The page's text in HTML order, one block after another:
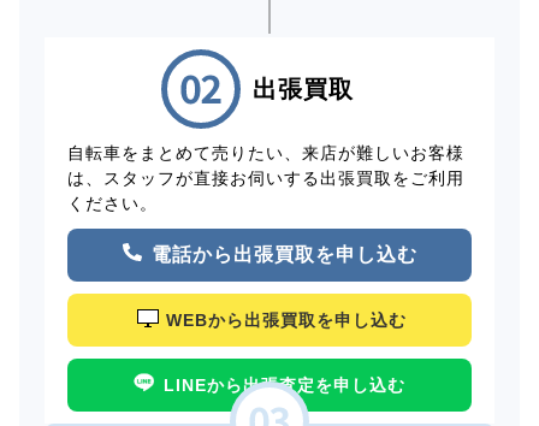
出張買取
自転車をまとめて売りたい、来店が難しいお客様
は、スタッフが直接お伺いする出張買取をご利用
ください。
電話から出張買取を申し込む
WEBから出張買取を申し込む
LINEから出張査定を申し込む